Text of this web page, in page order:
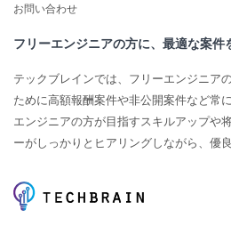
お問い合わせ
フリーエンジニアの方に、最適な案件
テックブレインでは、フリーエンジニア
ために高額報酬案件や非公開案件など常
エンジニアの方が目指すスキルアップや
ーがしっかりとヒアリングしながら、優